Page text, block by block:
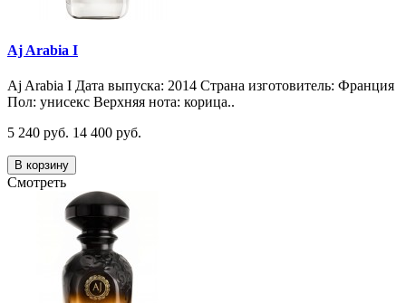
Aj Arabia I
Aj Arabia I Дата выпуска: 2014 Страна изготовитель: Франция
Пол: унисекс Верхняя нота: корица..
5 240 руб. 14 400 руб.
В корзину
Смотреть